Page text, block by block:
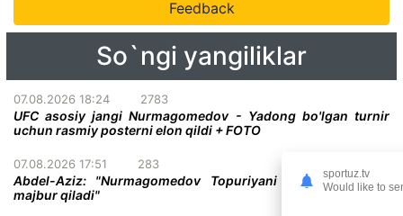
Feedback
So`ngi yangiliklar
07.08.2026 18:24 2783
UFC asosiy jangi Nurmagomedov - Yadong bo'lgan turnir
uchun rasmiy posterni elon qildi + FOTO
07.08.2026 17:51 283
Abdel-Aziz: "Nurmagomedov Topuriyani taslim bo'lishga
majbur qiladi"
sportuz.tv
Would like to